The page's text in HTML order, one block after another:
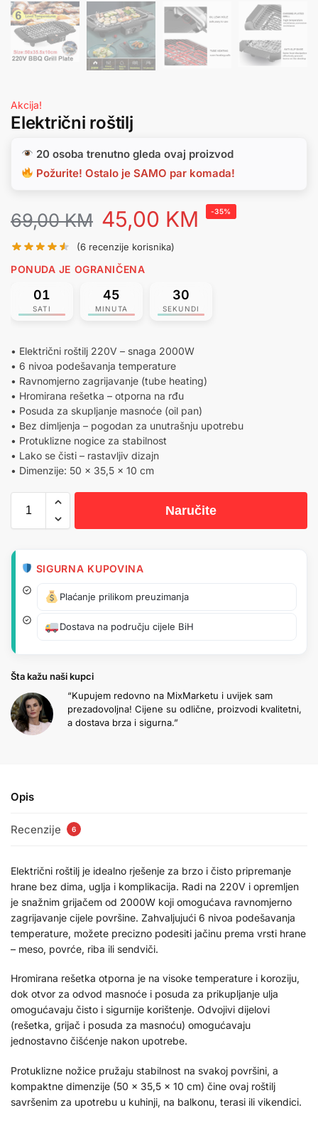
Akcija!
Električni roštilj
20 osoba trenutno gleda ovaj proizvod
Požurite! Ostalo je SAMO par komada!
69,00KM 45,00 KM -35%
(6 recenzije korisnika)
PONUDA JE OGRANIČENA
01
SATI
45
MINUTA
30
SEKUNDI
• Električni roštilj 220V – snaga 2000W
• 6 nivoa podešavanja temperature
• Ravnomjerno zagrijavanje (tube heating)
• Hromirana rešetka – otporna na rđu
• Posuda za skupljanje masnoće (oil pan)
• Bez dimljenja – pogodan za unutrašnju upotrebu
• Protuklizne nogice za stabilnost
• Lako se čisti – rastavljiv dizajn
• Dimenzije: 50 x 35,5 x 10 cm
Naručite
SIGURNA KUPOVINA
Plaćanje prilikom preuzimanja
Dostava na području cijele BiH
Šta kažu naši kupci
“Kupujem redovno na MixMarketu i uvijek sam
prezadovoljna! Cijene su odlične, proizvodi kvalitetni,
a dostava brza i sigurna.”
Opis
Recenzije 6
Električni roštilj je idealno rješenje za brzo i čisto pripremanje
hrane bez dima, uglja i komplikacija. Radi na 220V i opremljen
je snažnim grijačem od 2000W koji omogućava ravnomjerno
zagrijavanje cijele površine. Zahvaljujući 6 nivoa podešavanja
temperature, možete precizno podesiti jačinu prema vrsti hrane
– meso, povrće, riba ili sendviči.
Hromirana rešetka otporna je na visoke temperature i koroziju,
dok otvor za odvod masnoće i posuda za prikupljanje ulja
omogućavaju čisto i sigurnije korištenje. Odvojivi dijelovi
(rešetka, grijač i posuda za masnoću) omogućavaju
jednostavno čišćenje nakon upotrebe.
Protuklizne nožice pružaju stabilnost na svakoj površini, a
kompaktne dimenzije (50 × 35,5 × 10 cm) čine ovaj roštilj
savršenim za upotrebu u kuhinji, na balkonu, terasi ili vikendici.